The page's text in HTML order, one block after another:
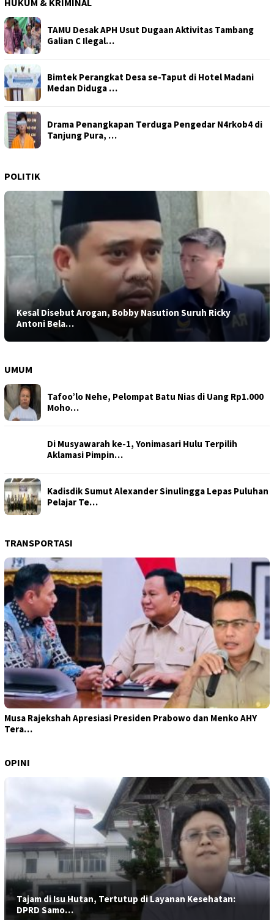
HUKUM & KRIMINAL
TAMU Desak APH Usut Dugaan Aktivitas Tambang
Galian C Ilegal…
Bimtek Perangkat Desa se-Taput di Hotel Madani
Medan Diduga …
Drama Penangkapan Terduga Pengedar N4rkob4 di
Tanjung Pura, …
POLITIK
Kesal Disebut Arogan, Bobby Nasution Suruh Ricky
Antoni Bela…
UMUM
Tafoo’lo Nehe, Pelompat Batu Nias di Uang Rp1.000
Moho…
Di Musyawarah ke-1, Yonimasari Hulu Terpilih
Aklamasi Pimpin…
Kadisdik Sumut Alexander Sinulingga Lepas Puluhan
Pelajar Te…
TRANSPORTASI
Musa Rajekshah Apresiasi Presiden Prabowo dan Menko AHY
Tera…
OPINI
Tajam di Isu Hutan, Tertutup di Layanan Kesehatan:
DPRD Samo…